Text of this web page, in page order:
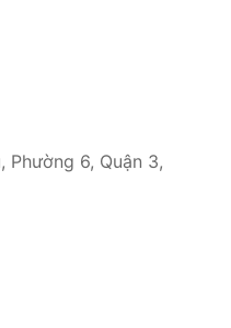
Phường 6, Quận 3,